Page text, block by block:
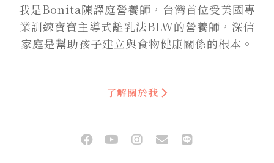
我是Bonita陳譯庭營養師，台灣首位受美國專
業訓練寶寶主導式離乳法BLW的營養師，深信
家庭是幫助孩子建立與食物健康關係的根本。
了解關於我